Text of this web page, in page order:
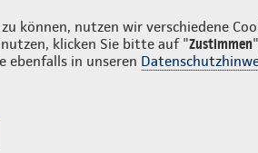
können, nutzen wir verschiedene
klicken Sie bitte auf "Zustimmen
ebenfalls in unseren
PrivatkundenFirmenkunden